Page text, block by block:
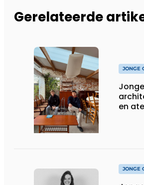
Gerelateerde
JONGE
en
JONGE